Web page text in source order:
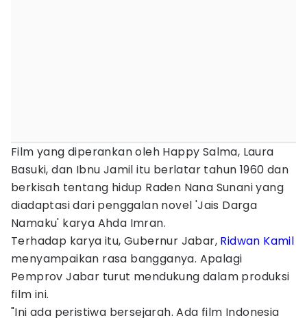
Film yang diperankan oleh Happy Salma, Laura
Basuki, dan Ibnu Jamil itu berlatar tahun 1960 dan
berkisah tentang hidup Raden Nana Sunani yang
diadaptasi dari penggalan novel 'Jais Darga
Namaku' karya Ahda Imran.
Terhadap karya itu, Gubernur Jabar, Ridwan Kamil
menyampaikan rasa bangganya. Apalagi
Pemprov Jabar turut mendukung dalam produksi
film ini.
"Ini ada peristiwa bersejarah. Ada film Indonesia